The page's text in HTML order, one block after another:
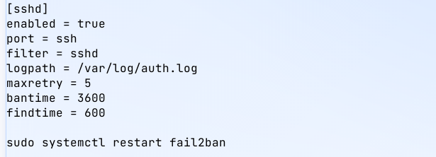
[sshd]
enabled = true
port = ssh
filter = sshd
logpath = /var/log/auth.log
maxretry = 5
bantime = 3600
findtime = 600
sudo systemctl restart fail2ban